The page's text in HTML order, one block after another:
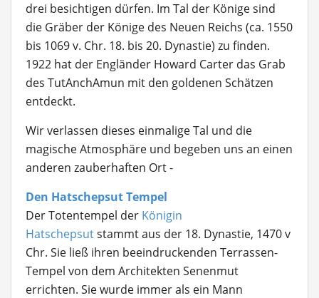
drei besichtigen dürfen. Im Tal der Könige sind
die Gräber der Könige des Neuen Reichs (ca. 1550
bis 1069 v. Chr. 18. bis 20. Dynastie) zu finden.
1922 hat der Engländer Howard Carter das Grab
des TutAnchAmun mit den goldenen Schätzen
entdeckt.
Wir verlassen dieses einmalige Tal und die
magische Atmosphäre und begeben uns an einen
anderen zauberhaften Ort -
Den Hatschepsut Tempel
Der Totentempel der Königin
Hatschepsutstammt aus der 18. Dynastie, 1470 v
Chr. Sie ließ ihren beeindruckenden Terrassen-
Tempel von dem Architekten Senenmut
errichten. Sie wurde immer als ein Mann